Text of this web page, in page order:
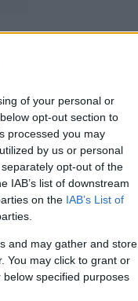
of your personal or
opt-out section to
processed you may
by us or personal
opt-out of the
IAB’s list of downstream
on the IAB’s List of
and may gather and store
You may click to grant or
specified purposes